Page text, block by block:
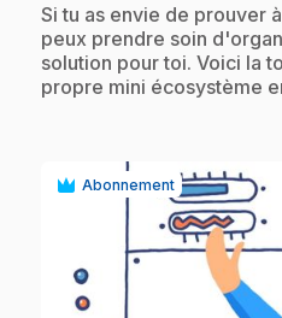
.Si tu as envie de prouver
peux prendre soin
solution pour toi. Voici la
propre mini écosystème
Abonnement